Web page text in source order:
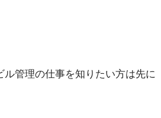
管理の仕事を知りたい方は先に